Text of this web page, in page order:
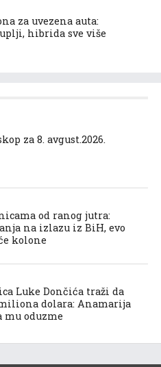
za uvezena auta:
hibrida sve više
za 8. avgust.2026.
od ranog jutra:
na izlazu iz BiH, evo
kolone
Luke Dončića traži da
dolara: Anamarija
mu oduzme